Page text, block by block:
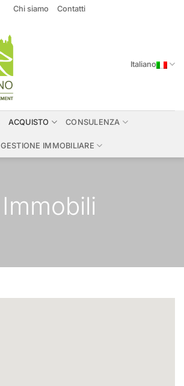
Chi siamo Contatti
Italiano
ACQUISTO CONSULENZA
GESTIONE IMMOBILIARE
Immobili